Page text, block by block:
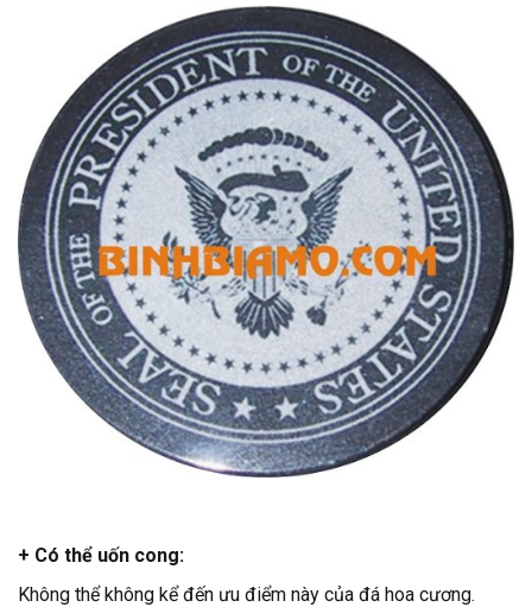
+ Có thể uốn cong:
Không thể không kể đến ưu điểm này của đá hoa cương.